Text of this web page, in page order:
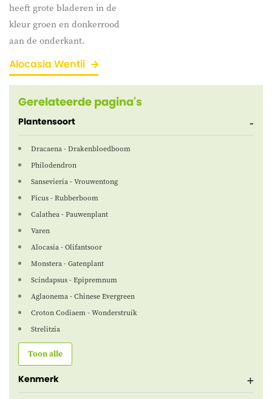
heeft grote bladeren in de
kleur groen en donkerrood
aan de onderkant.
Alocasia Wentii
Gerelateerde pagina's
Plantensoort
Dracaena - Drakenbloedboom
Philodendron
Sansevieria - Vrouwentong
Ficus - Rubberboom
Calathea - Pauwenplant
Varen
Alocasia - Olifantsoor
Monstera - Gatenplant
Scindapsus - Epipremnum
Aglaonema - Chinese Evergreen
Croton Codiaem - Wonderstruik
Strelitzia
Toon alle
Kenmerk